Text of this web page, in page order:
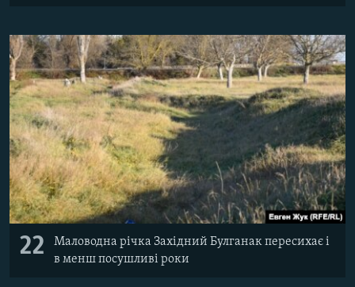
22
Маловодна річка Західний Булганак пересихає і
в менш посушливі роки